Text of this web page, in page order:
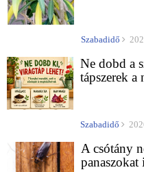
Szabadidő
Ne dobd a
tápszerek a
Szabadidő
A csótány
panaszokat